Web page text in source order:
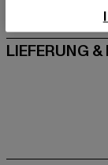
LIEFERUNG